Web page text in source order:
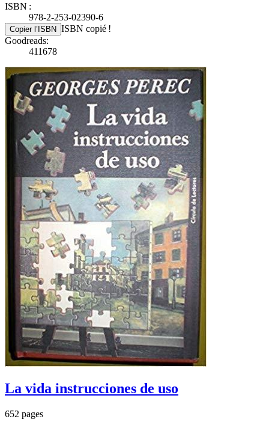
ISBN :
978-2-253-02390-6
Copier l’ISBN ISBN copié !
Goodreads:
411678
La vida instrucciones de uso
652 pages